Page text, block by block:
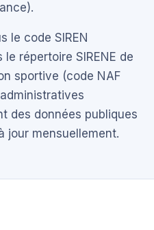
le code SIREN
répertoire SIRENE de
sportive (code NAF
des données publiques
jour mensuellement.